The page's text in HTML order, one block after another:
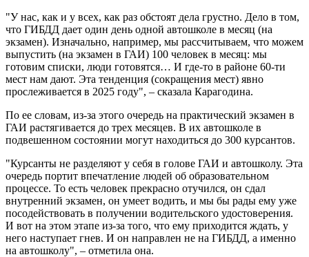
"У нас, как и у всех, как раз обстоят дела грустно. Дело в том,
что ГИБДД дает один день одной автошколе в месяц (на
экзамен). Изначально, например, мы рассчитываем, что можем
выпустить (на экзамен в ГАИ) 100 человек в месяц: мы
готовим списки, люди готовятся… И где-то в районе 60-ти
мест нам дают. Эта тенденция (сокращения мест) явно
прослеживается в 2025 году", – сказала Карагодина.
По ее словам, из-за этого очередь на практический экзамен в
ГАИ растягивается до трех месяцев. В их автошколе в
подвешенном состоянии могут находиться до 300 курсантов.
"Курсанты не разделяют у себя в голове ГАИ и автошколу. Эта
очередь портит впечатление людей об образовательном
процессе. То есть человек прекрасно отучился, он сдал
внутренний экзамен, он умеет водить, и мы бы рады ему уже
посодействовать в получении водительского удостоверения.
И вот на этом этапе из-за того, что ему приходится ждать, у
него наступает гнев. И он направлен не на ГИБДД, а именно
на автошколу", – отметила она.